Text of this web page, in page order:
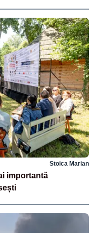
Stoica Marian
importantă